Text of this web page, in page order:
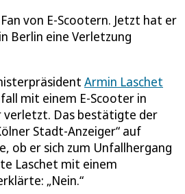
von E-Scootern. Jetzt hat er
Berlin eine Verletzung
Armin Laschet
mit einem E-Scooter in
verletzt. Das bestätigte der
Stadt-Anzeiger“ auf
ob er sich zum Unfallhergang
Laschet mit einem
„Nein.“